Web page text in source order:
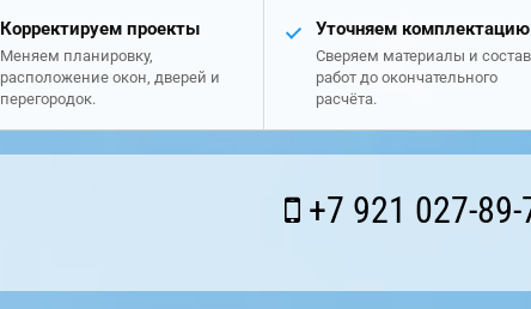
Корректируем проекты
Меняем планировку,
расположение окон, дверей и
перегородок.
Уточняем комплектацию
Сверяем материалы и состав
работ до окончательного
расчёта.
+7 921 027-89-